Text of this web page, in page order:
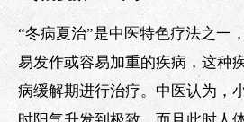
“冬病夏治”是中医特色疗法之一
易发作或容易加重的疾病，这种
病缓解期进行治疗。中医认为，